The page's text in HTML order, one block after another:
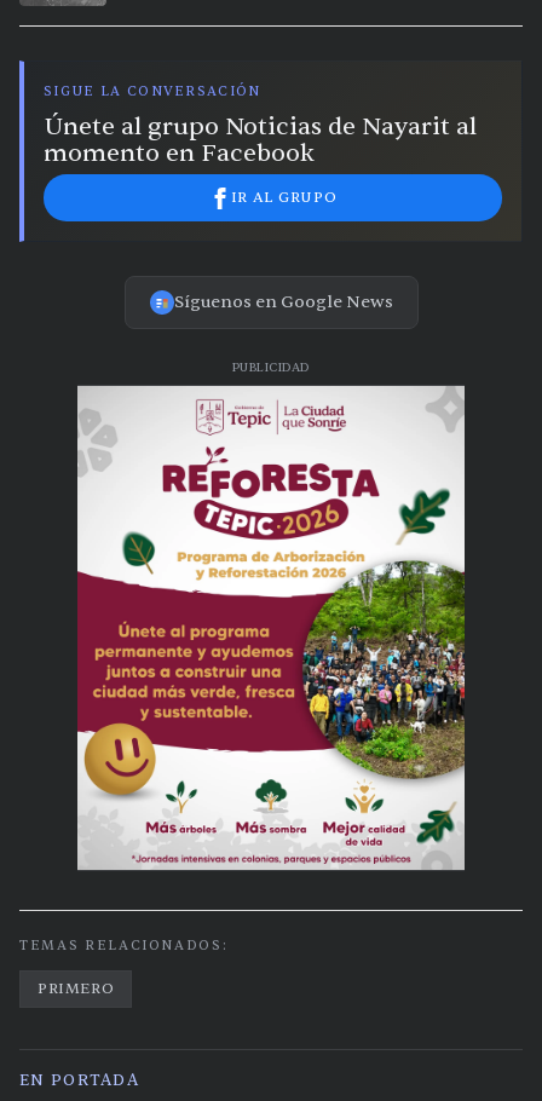
SIGUE LA CONVERSACIÓN
Únete al grupo Noticias de Nayarit al
momento en Facebook
IR AL GRUPO
Síguenos en Google News
PUBLICIDAD
TEMAS RELACIONADOS:
PRIMERO
EN PORTADA